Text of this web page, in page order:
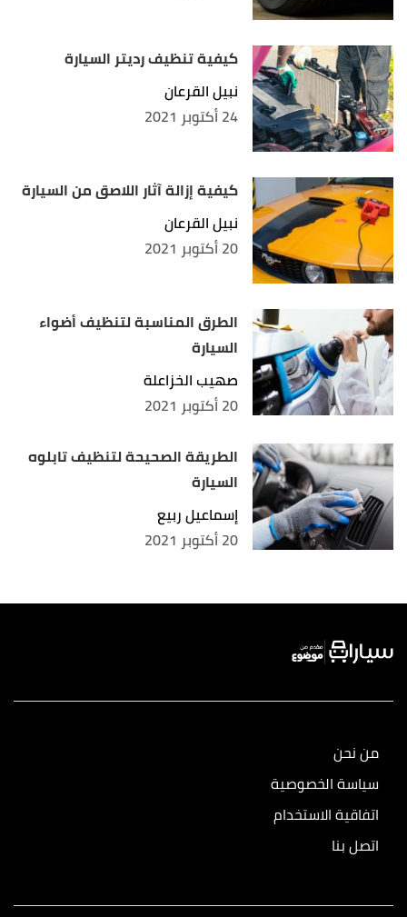
كيفية تنظيف رديتر السيارة
نبيل القرعان
24 أكتوبر 2021
كيفية إزالة آثار اللاصق من السيارة
نبيل القرعان
20 أكتوبر 2021
الطرق المناسبة لتنظيف أضواء
السيارة
صهيب الخزاعلة
20 أكتوبر 2021
الطريقة الصحيحة لتنظيف تابلوه
السيارة
إسماعيل ربيع
20 أكتوبر 2021
من نحن
سياسة الخصوصية
اتفاقية الاستخدام
اتصل بنا